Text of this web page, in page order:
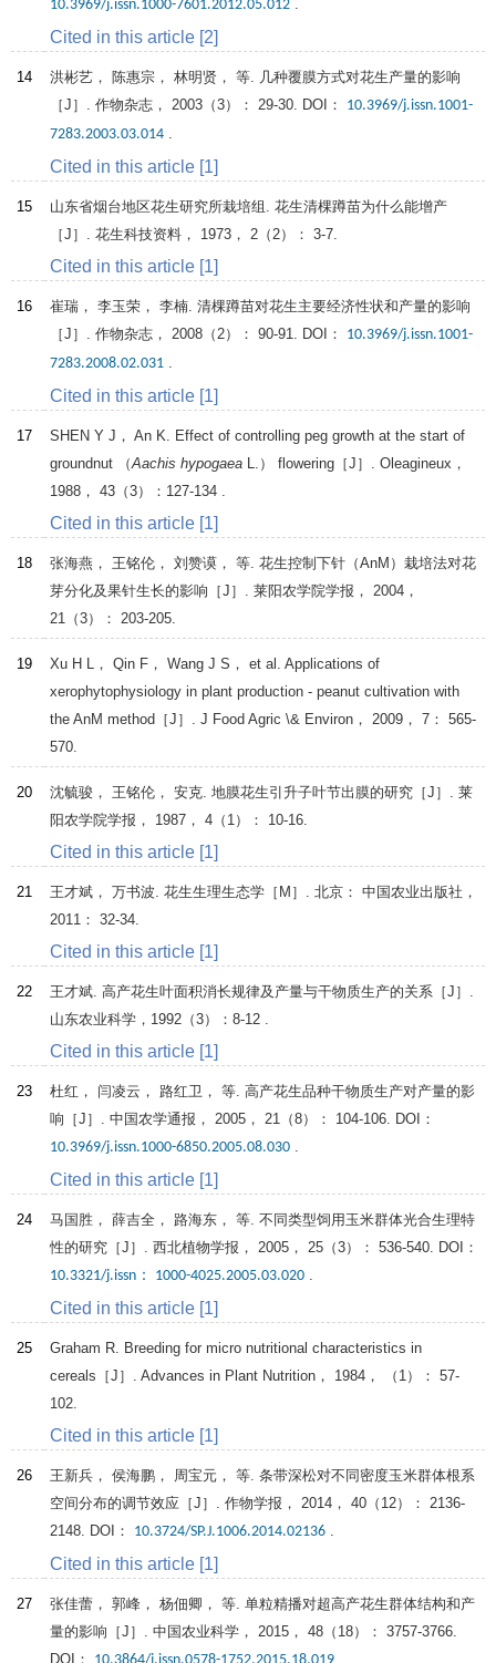
10.3969/j.issn.1000-7601.2012.05.012
Cited in this article [2]
14
洪彬艺， 陈惠宗， 林明贤， 等. 几种覆膜方式对花生产量的影响
［J］. 作物杂志 ， 2003 （3）： 29-30. DOI： 10.3969/j.issn.1001-
7283.2003.03.014
Cited in this article [1]
15
山东省烟台地区花生研究所栽培组. 花生清棵蹲苗为什么能增产
［J］. 花生科技资料 ， 1973 ， 2 （2）： 3-7.
Cited in this article [1]
16
崔瑞， 李玉荣， 李楠. 清棵蹲苗对花生主要经济性状和产量的影响
［J］. 作物杂志 ， 2008 （2）： 90-91. DOI： 10.3969/j.issn.1001-
7283.2008.02.031
Cited in this article [1]
17 SHEN Y J ， An K . Effect of controlling peg growth at the start of
groundnut （Aachis hypogaea L.） flowering［J］. Oleagineux ，
1988 ， 43 （3）：127-134 .
Cited in this article [1]
18
张海燕， 王铭伦， 刘赞谟， 等. 花生控制下针（AnM）栽培法对花
芽分化及果针生长的影响［J］. 莱阳农学院学报 ， 2004 ，
21
（3）： 203-205.
19 Xu H L ， Qin F ， Wang J S ， et al. Applications of
xerophytophysiology in plant production - peanut cultivation with
the AnM method［J］. J Food Agric \& Environ ， 2009 ， 7 ： 565-
570.
20 沈毓骏， 王铭伦， 安克. 地膜花生引升子叶节出膜的研究［J］. 莱
阳农学院学报 ， 1987 ， 4 （1）： 10-16.
Cited in this article [1]
21 王才斌， 万书波. 花生生理生态学 ［M］. 北京： 中国农业出版社，
2011 ： 32-34.
Cited in this article [1]
22
王才斌. 高产花生叶面积消长规律及产量与干物质生产的关系［J］.
山东农业科学 ， 1992 （3）：8-12 .
Cited in this article [1]
23
杜红， 闫凌云， 路红卫， 等. 高产花生品种干物质生产对产量的影
响［J］. 中国农学通报 ， 2005 ， 21
（8）： 104-106. DOI：
10.3969/j.issn.1000-6850.2005.08.030
Cited in this article [1]
24
马国胜， 薛吉全， 路海东， 等. 不同类型饲用玉米群体光合生理特
性的研究［J］. 西北植物学报 ， 2005 ， 25 （3）： 536-540. DOI：
10.3321/j.issn： 1000-4025.2005.03.020
Cited in this article [1]
25 Graham R . Breeding for micro nutritional characteristics in
cereals［J］. Advances in Plant Nutrition ， 1984 ， （1）： 57-
102.
Cited in this article [1]
26
王新兵， 侯海鹏， 周宝元， 等. 条带深松对不同密度玉米群体根系
空间分布的调节效应［J］. 作物学报 ， 2014 ， 40 （12）： 2136-
2148. DOI： 10.3724/SP.J.1006.2014.02136
Cited in this article [1]
27
张佳蕾， 郭峰， 杨佃卿， 等. 单粒精播对超高产花生群体结构和产
量的影响［J］. 中国农业科学 ， 2015 ， 48 （18）： 3757-3766.
DOI： 10.3864/j.issn.0578-1752.2015.18.019